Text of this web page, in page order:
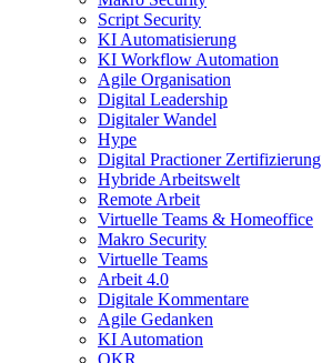
Script Security
KI Automatisierung
KI Workflow Automation
Agile Organisation
Digital Leadership
Digitaler Wandel
Hype
Digital Practioner Zertifizierung
Hybride Arbeitswelt
Remote Arbeit
Virtuelle Teams & Homeoffice
Makro Security
Virtuelle Teams
Arbeit 4.0
Digitale Kommentare
Agile Gedanken
KI Automation
OKR